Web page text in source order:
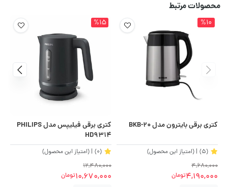
محصولات مرتبط
%10
کتری برقی بایترون مدل BKB-20
(5)
| (امتیاز این محصول)
4,680,000
4,190,000تومان
%15
کتری برقی فیلیپس مدل PHILIPS
HD9314
(0)
| (امتیاز این محصول)
12,480,000
10,670,000تومان